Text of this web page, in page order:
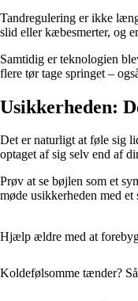
Tandregulering er ikke
slid eller kæbesmerter, og
Samtidig er teknologien
flere tør tage springet –
Usikkerheden:
Det er naturligt at føle sig
optaget af sig selv end af
Prøv at se bøjlen som et
møde usikkerheden med
Hjælp ældre med at
Koldefølsomme tænder?